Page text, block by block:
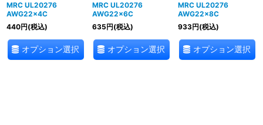
MRC UL20276
AWG22×4C
440円(税込)
オプション選択
MRC UL20276
AWG22×6C
635円(税込)
オプション選択
MRC UL20276
AWG22×8C
933円(税込)
オプション選択